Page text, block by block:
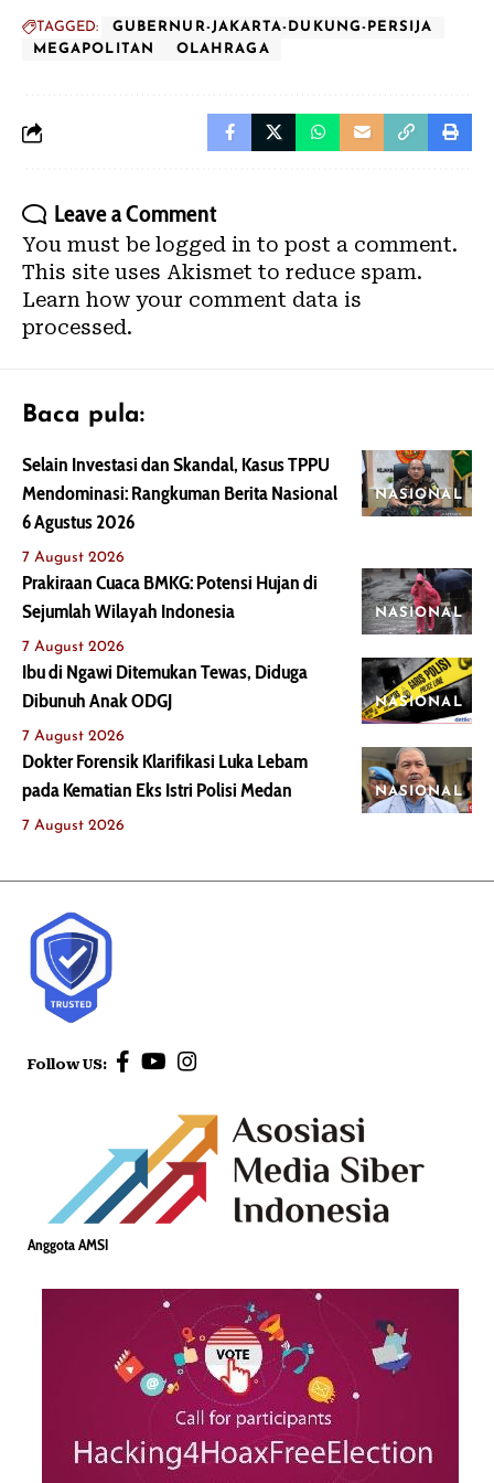
TAGGED:
GUBERNUR-JAKARTA-DUKUNG-PERSIJA
MEGAPOLITAN
OLAHRAGA
Leave a Comment
You must be logged in to post a comment.
This site uses Akismet to reduce spam.
Learn how your comment data is
processed.
Baca pula:
NASIONAL
Selain Investasi dan Skandal, Kasus TPPU
Mendominasi: Rangkuman Berita Nasional
6 Agustus 2026
7 August 2026
NASIONAL
Prakiraan Cuaca BMKG: Potensi Hujan di
Sejumlah Wilayah Indonesia
7 August 2026
NASIONAL
Ibu di Ngawi Ditemukan Tewas, Diduga
Dibunuh Anak ODGJ
7 August 2026
NASIONAL
Dokter Forensik Klarifikasi Luka Lebam
pada Kematian Eks Istri Polisi Medan
7 August 2026
Follow US:
Anggota AMSI